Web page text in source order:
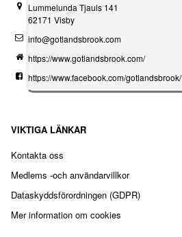
Lummelunda Tjauls 141
62171 Visby
info@gotlandsbrook.com
https://www.gotlandsbrook.com/
https://www.facebook.com/gotlandsbrook/
VIKTIGA LÄNKAR
Kontakta oss
Medlems -och användarvillkor
Dataskyddsförordningen (GDPR)
Mer information om cookies